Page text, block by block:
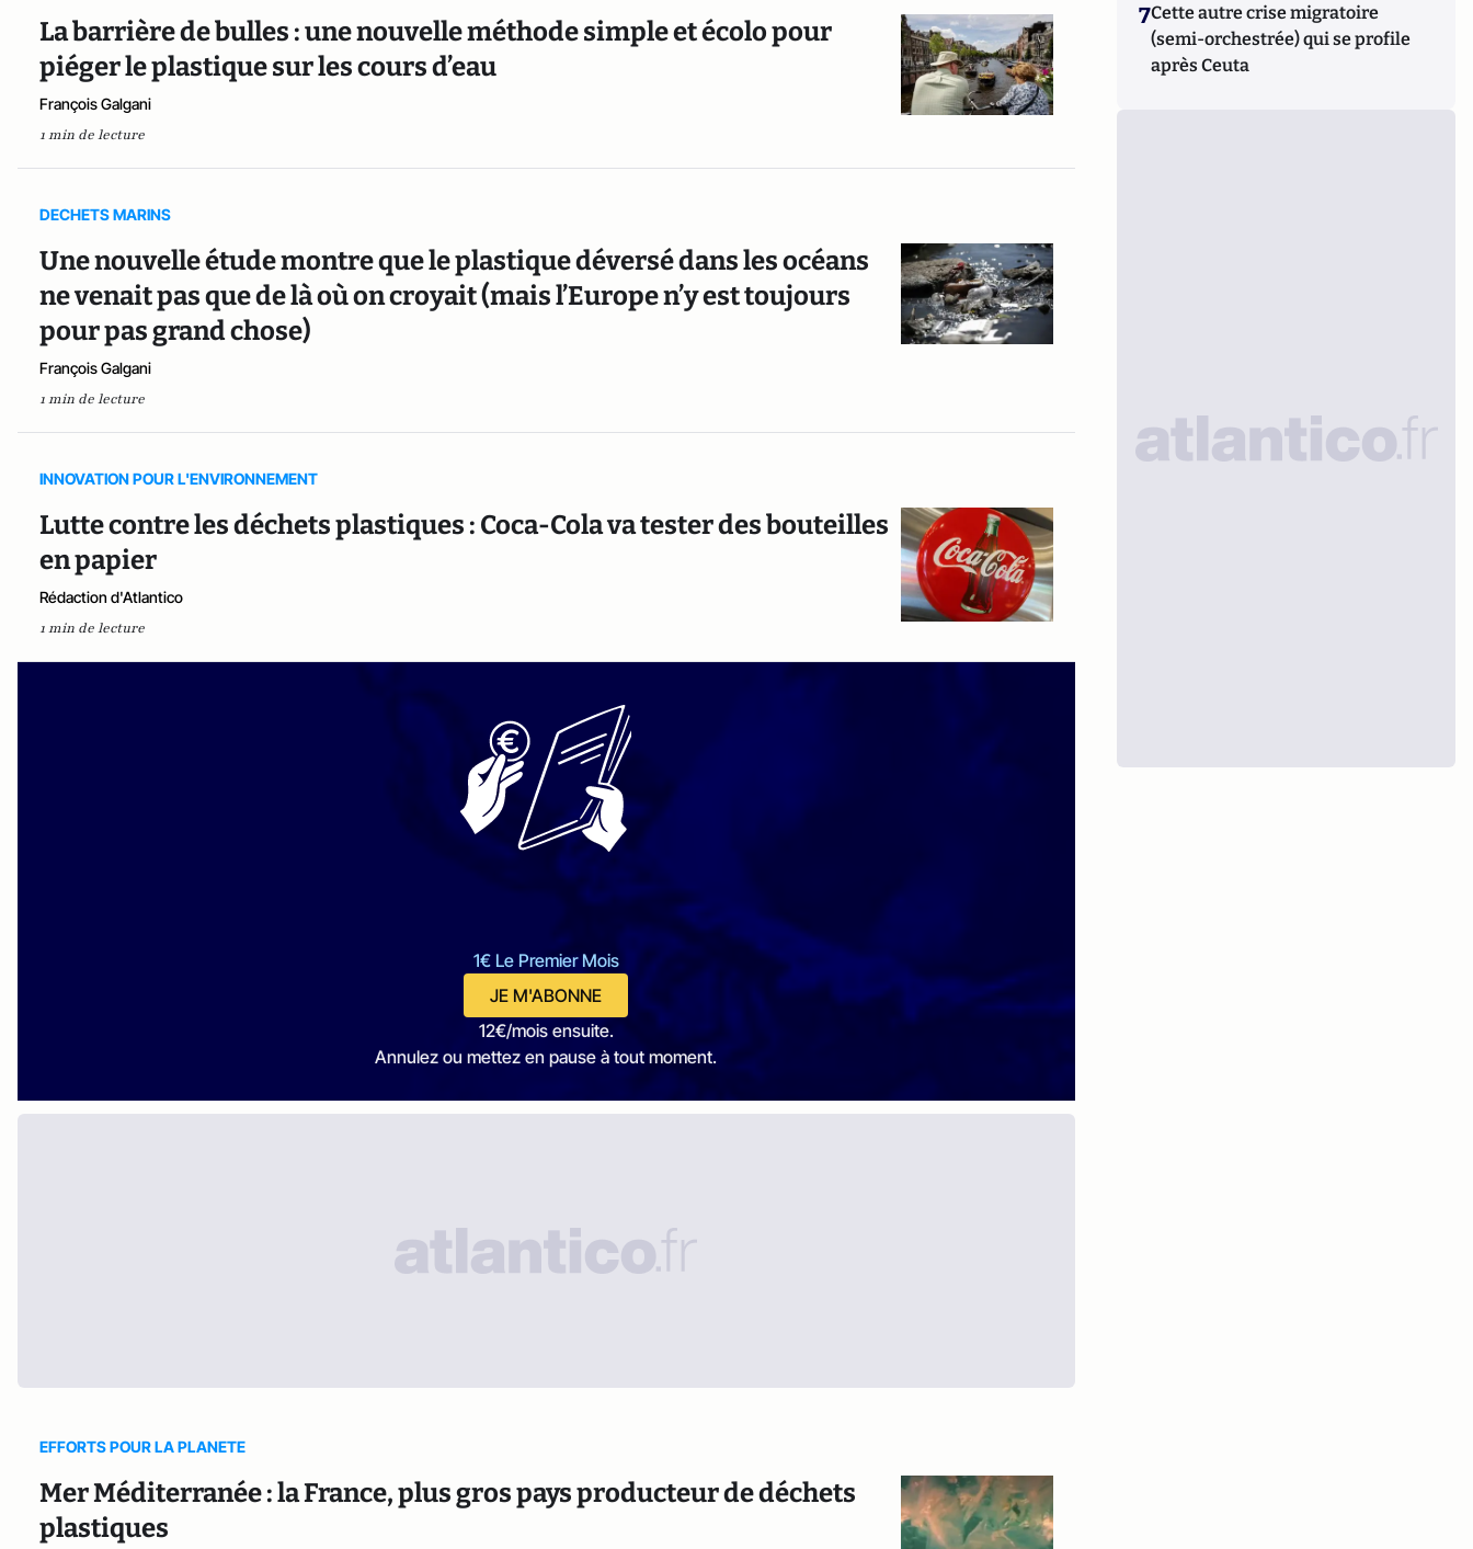
La barrière de bulles : une nouvelle méthode simple et écolo pour
piéger le plastique sur les cours d’eau
François Galgani
1 min de lecture
DECHETS MARINS
Une nouvelle étude montre que le plastique déversé dans les océans
ne venait pas que de là où on croyait (mais l’Europe n’y est toujours
pour pas grand chose)
François Galgani
1 min de lecture
INNOVATION POUR L'ENVIRONNEMENT
Lutte contre les déchets plastiques : Coca-Cola va tester des bouteilles
en papier
Rédaction d'Atlantico
1 min de lecture
1€ Le Premier Mois
JE M'ABONNE
12€/mois ensuite.
Annulez ou mettez en pause à tout moment.
EFFORTS POUR LA PLANETE
Mer Méditerranée : la France, plus gros pays producteur de déchets
plastiques
7Cette autre crise migratoire
(semi-orchestrée) qui se profile
après Ceuta